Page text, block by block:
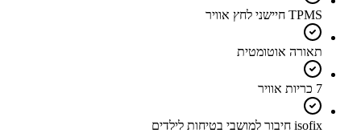
TPMS חיישני לחץ אוויר
תאורה אוטומטית
7 כריות אוויר
isofix חיבור למושבי בטיחות לילדים